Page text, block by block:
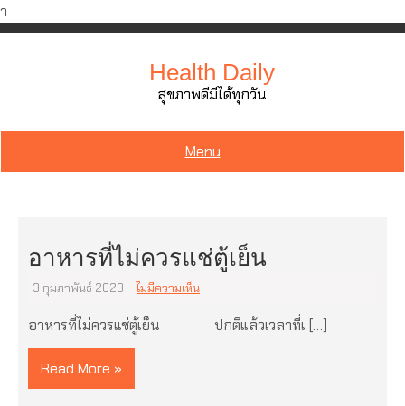
ำ
Skip
Health Daily
สุขภาพดีมีได้ทุกวัน
Menu
อาหารที่ไม่ควรแช่ตู้เย็น
3 กุมภาพันธ์ 2023 ไม่มีความเห็น
อาหารที่ไม่ควรแช่ตู้เย็น ปกติแล้วเวลาที่เ […]
Read More »